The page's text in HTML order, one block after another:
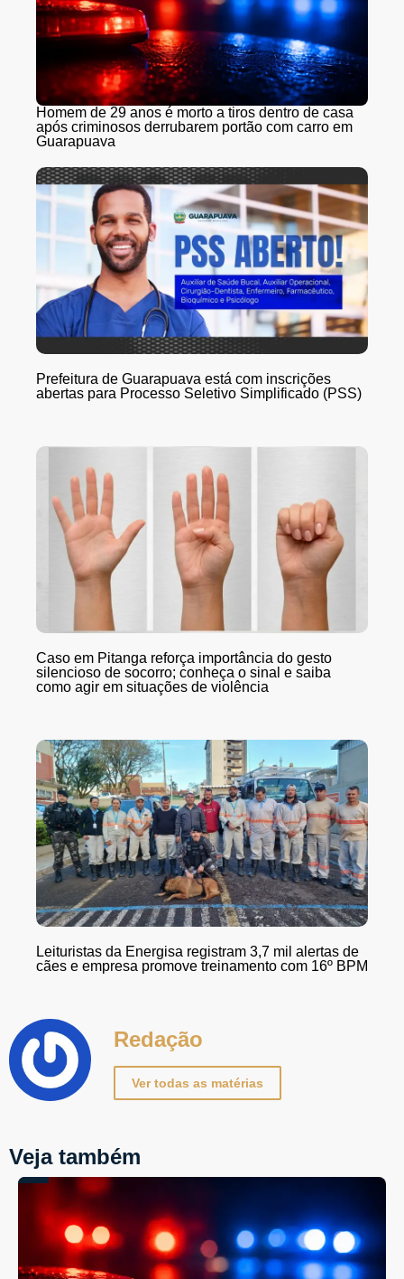
Homem de 29 anos é morto a tiros dentro de casa
após criminosos derrubarem portão com carro em
Guarapuava
Prefeitura de Guarapuava está com inscrições
abertas para Processo Seletivo Simplificado (PSS)
Caso em Pitanga reforça importância do gesto
silencioso de socorro; conheça o sinal e saiba
como agir em situações de violência
Leituristas da Energisa registram 3,7 mil alertas de
cães e empresa promove treinamento com 16º BPM
Redação
Ver todas as matérias
Veja também